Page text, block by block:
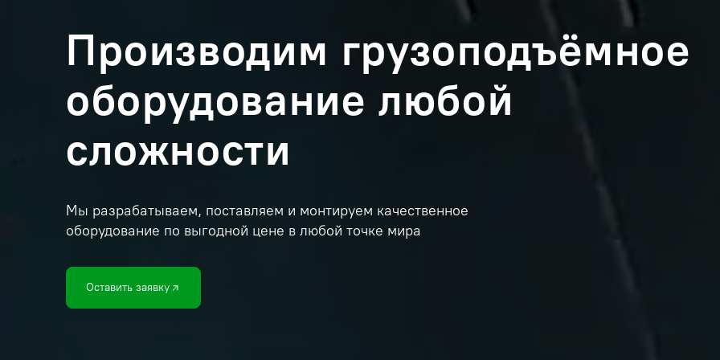
Производим грузоподъёмное
оборудование любой
сложности
Мы разрабатываем, поставляем и монтируем качественное
оборудование по выгодной цене в любой точке мира
Оставить заявку